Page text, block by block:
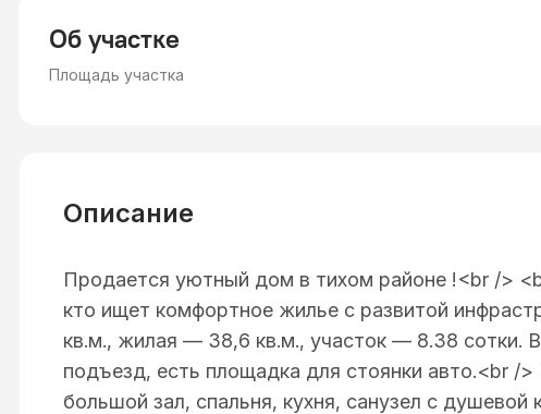
Об участке
Площадь участка
Описание
Продается уютный дом в тихом районе !<br />
кто ищет комфортное жилье с развитой
кв.м., жилая — 38,6 кв.м., участок — 8.38 сотки.
подъезд, есть площадка для стоянки авто.<br /
большой зал, спальня, кухня, санузел с